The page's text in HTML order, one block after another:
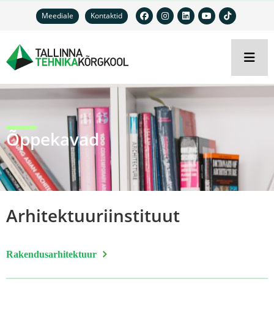
Meediale Kontaktid
Õppekavad
Arhitektuuriinstituut
Rakendusarhitektuur